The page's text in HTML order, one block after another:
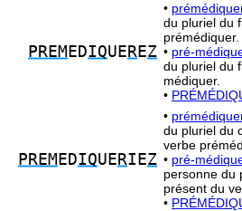
PREM EDIQUE REZ
•
du pluriel du
prémédiquer.
• pré-
du pluriel du
médiquer.
•
PREM EDIQUE RIEZ
•
du pluriel du
verbe
• pré-
personne du
présent du
•